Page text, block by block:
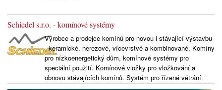
Schiedel s.r.o. - komínové systémy
Výrobce a prodejce komínů pro novou i stávající výstavbu
- keramické, nerezové, vícevrstvé a kombinované. Komíny
pro nízkoenergetický dům, komínové systémy pro
speciální použití. Komínové vložky pro vložkování a
obnovu stávajících komínů. Systém pro řízené větrání.